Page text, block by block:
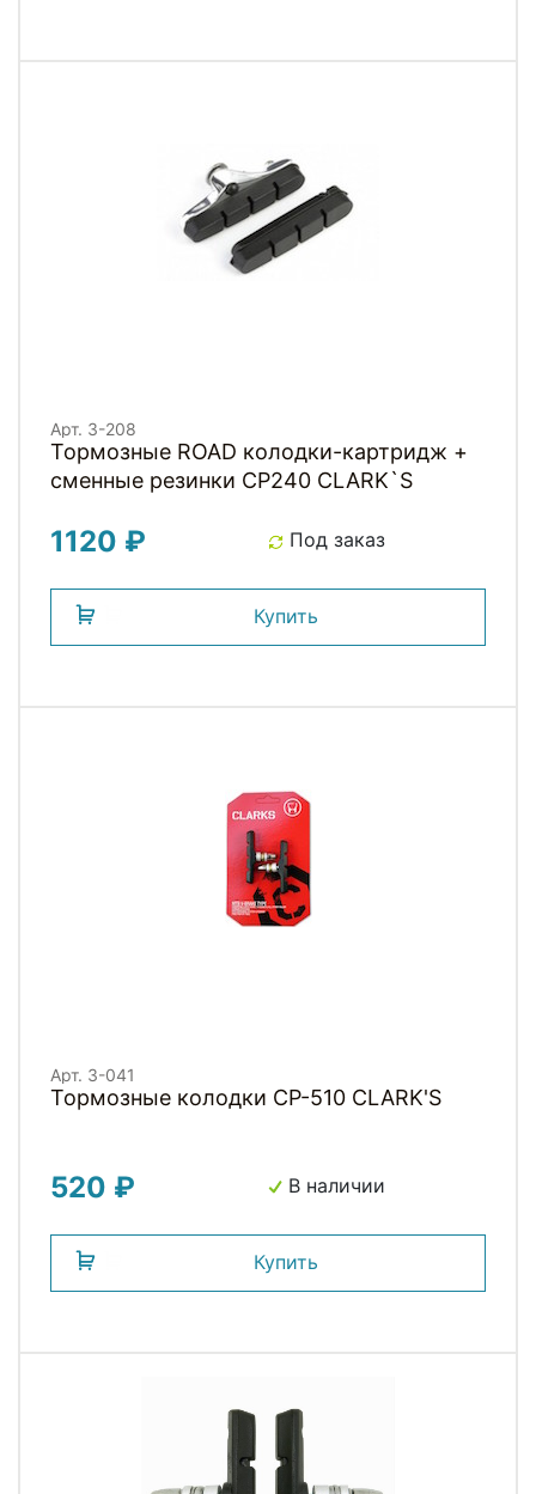
Арт. 3-208
Тормозные ROAD колодки-картридж +
сменные резинки CP240 СLARK`S
1120 ₽ Под заказ
Купить
Арт. 3-041
Тормозные колодки CP-510 CLARK'S
520 ₽ В наличии
Купить